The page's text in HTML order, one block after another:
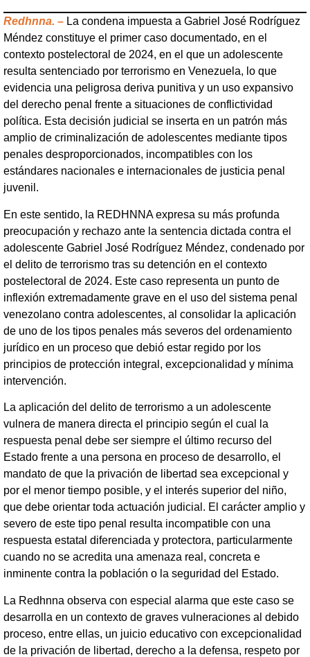
Redhnna. – La condena impuesta a Gabriel José Rodríguez
Méndez constituye el primer caso documentado, en el
contexto postelectoral de 2024, en el que un adolescente
resulta sentenciado por terrorismo en Venezuela, lo que
evidencia una peligrosa deriva punitiva y un uso expansivo
del derecho penal frente a situaciones de conflictividad
política. Esta decisión judicial se inserta en un patrón más
amplio de criminalización de adolescentes mediante tipos
penales desproporcionados, incompatibles con los
estándares nacionales e internacionales de justicia penal
juvenil.
En este sentido, la REDHNNA expresa su más profunda
preocupación y rechazo ante la sentencia dictada contra el
adolescente Gabriel José Rodríguez Méndez, condenado por
el delito de terrorismo tras su detención en el contexto
postelectoral de 2024. Este caso representa un punto de
inflexión extremadamente grave en el uso del sistema penal
venezolano contra adolescentes, al consolidar la aplicación
de uno de los tipos penales más severos del ordenamiento
jurídico en un proceso que debió estar regido por los
principios de protección integral, excepcionalidad y mínima
intervención.
La aplicación del delito de terrorismo a un adolescente
vulnera de manera directa el principio según el cual la
respuesta penal debe ser siempre el último recurso del
Estado frente a una persona en proceso de desarrollo, el
mandato de que la privación de libertad sea excepcional y
por el menor tiempo posible, y el interés superior del niño,
que debe orientar toda actuación judicial. El carácter amplio y
severo de este tipo penal resulta incompatible con una
respuesta estatal diferenciada y protectora, particularmente
cuando no se acredita una amenaza real, concreta e
inminente contra la población o la seguridad del Estado.
La Redhnna observa con especial alarma que este caso se
desarrolla en un contexto de graves vulneraciones al debido
proceso, entre ellas, un juicio educativo con excepcionalidad
de la privación de libertad, derecho a la defensa, respeto por